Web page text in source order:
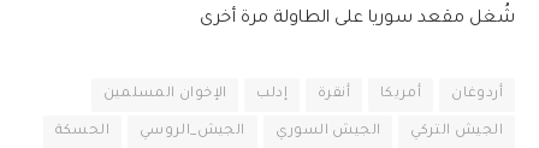
شُغل مقعد سوريا على الطاولة مرة أخرى
أردوغان أمريكا أنقرة إدلب الإخوان المسلمين
الجيش التركي الجيش السوري الجيش_الروسي الحسكة